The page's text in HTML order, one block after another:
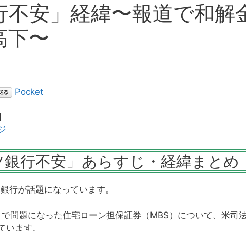
不安」経緯〜報道で和解
下〜
Pocket
行不安」あらすじ・経緯まとめ
行が話題になっています。
問題になった住宅ローン担保証券（MBS）について、米司
ます。